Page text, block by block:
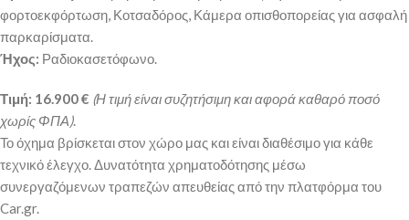
φορτοεκφόρτωση, Κοτσαδόρος, Κάμερα οπισθοπορείας για ασφαλή
παρκαρίσματα.
Ήχος: Ραδιοκασετόφωνο.
Τιμή: 16.900 € (Η τιμή είναι συζητήσιμη και αφορά καθαρό ποσό
χωρίς ΦΠΑ).
Το όχημα βρίσκεται στον χώρο μας και είναι διαθέσιμο για κάθε
τεχνικό έλεγχο. Δυνατότητα χρηματοδότησης μέσω
συνεργαζόμενων τραπεζών απευθείας από την πλατφόρμα του
Car.gr.